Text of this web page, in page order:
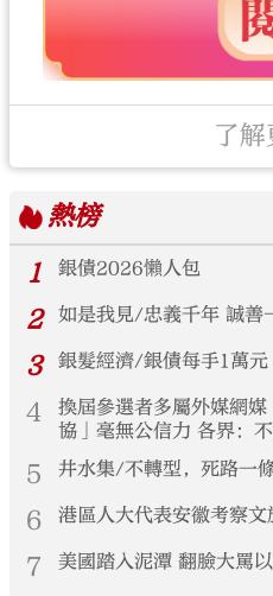
了解
熱榜
1
銀債2026懶人包
2 如是我見/忠義千年 誠善
3 銀髮經濟/銀債每手1萬
4
換屆參選者多屬外媒網
協」毫無公信力 各界：
5 井水集/不轉型，死路一
6 港區人大代表安徽考察文
7 美國踏入泥潭 翻臉大罵以